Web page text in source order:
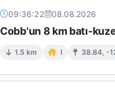
09:36:22 08.08.2026
Cobb'un 8 km batı-
1.5 km I 38.84, -